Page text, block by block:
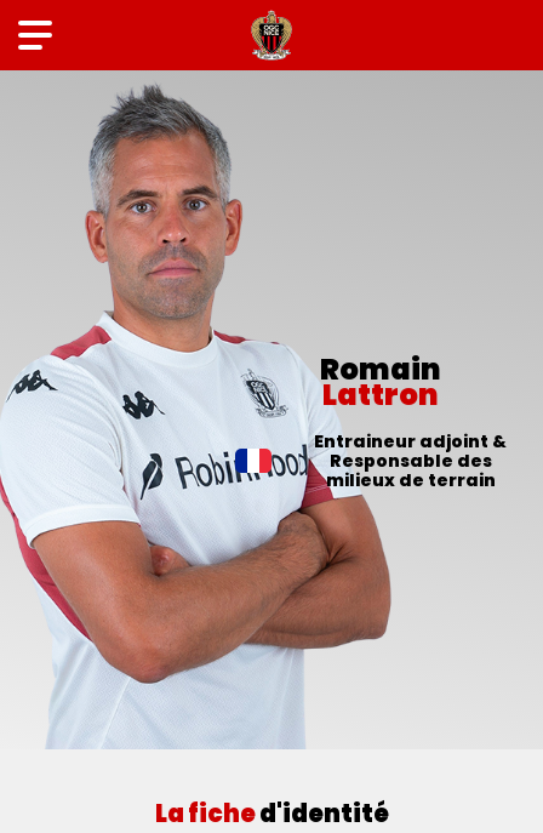
Romain
Lattron
Entraineur adjoint &
Responsable des
milieux de terrain
La fiched'identité